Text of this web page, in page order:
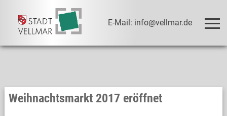
E-Mail: info@vellmar.de
Weihnachtsmarkt 2017 eröffnet